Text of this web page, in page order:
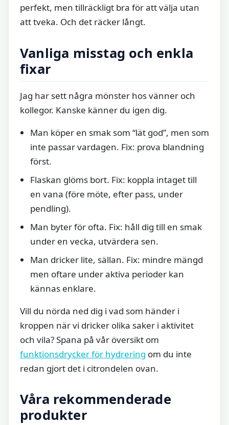
perfekt, men tillräckligt bra för att välja utan
att tveka. Och det räcker långt.
Vanliga misstag och enkla
fixar
Jag har sett några mönster hos vänner och
kollegor. Kanske känner du igen dig.
Man köper en smak som “lät god”, men som
inte passar vardagen. Fix: prova blandning
först.
Flaskan glöms bort. Fix: koppla intaget till
en vana (före möte, efter pass, under
pendling).
Man byter för ofta. Fix: håll dig till en smak
under en vecka, utvärdera sen.
Man dricker lite, sällan. Fix: mindre mängd
men oftare under aktiva perioder kan
kännas enklare.
Vill du nörda ned dig i vad som händer i
kroppen när vi dricker olika saker i aktivitet
och vila? Spana på vår översikt om
funktionsdrycker för hydrering om du inte
redan gjort det i citrondelen ovan.
Våra rekommenderade
produkter